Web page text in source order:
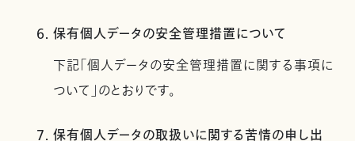
6. 保有個人データの安全管理措置について
下記「個人データの安全管理措置に関する事項に
ついて」のとおりです。
7. 保有個人データの取扱いに関する苦情の申し出